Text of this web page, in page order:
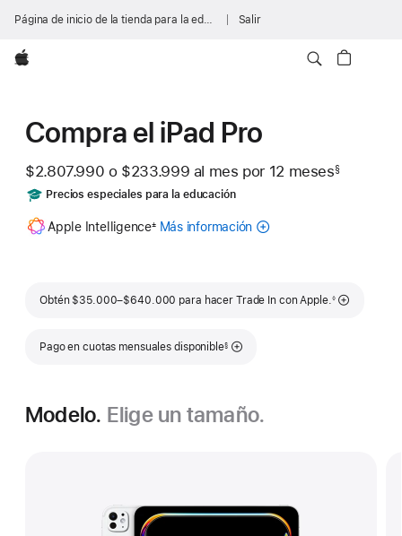
Página de inicio de la tienda para la educación Salir
Apple
Compra el iPad Pro
$2.807.990 o $233.999 al mes Al
por 12 mesesmeses
a
de
página
§
IncludesPrecios especiales para la educación
Apple Intelligencea
± Más información acerca
para
Obtén $35.000–$640.000 para hacer Trade In con Apple.
Nota a pie de página
◊
Pago en cuotas mensuales disponible
Nota a pie de página
§
Modelo. Elige un tamaño.